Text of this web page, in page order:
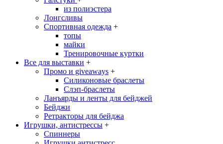
из полиэстера
Лонгсливы
Спортивная одежда +
топы
майки
Тренировочные куртки
Все для выставки +
Промо и giveaways +
Силиконовые браслеты
Cлэп-браслеты
Ланъярды и ленты для бейджей
Бейджи
Ретракторы для бейджа
Игрушки, антистрессы +
Спиннеры